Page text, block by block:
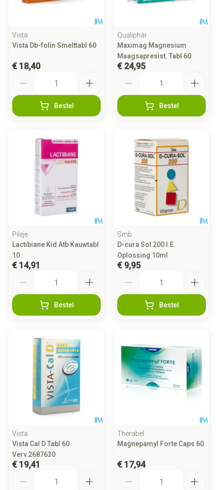
Vista
Vista Db-folin Smelttabl 60
€ 18,40
Bestel
Qualiphar
Maximag Magnesium
Maagsapresist. Tabl 60
€ 24,95
Bestel
Pileje
Lactibiane Kid Atb Kauwtabl
10
€ 14,91
Bestel
Smb
D-cura Sol 200 I.E.
Oplossing 10ml
€ 9,95
Bestel
Vista
Vista Cal D Tabl 60
Verv.2687630
€ 19,41
Therabel
Magnepamyl Forte Caps 60
€ 17,94